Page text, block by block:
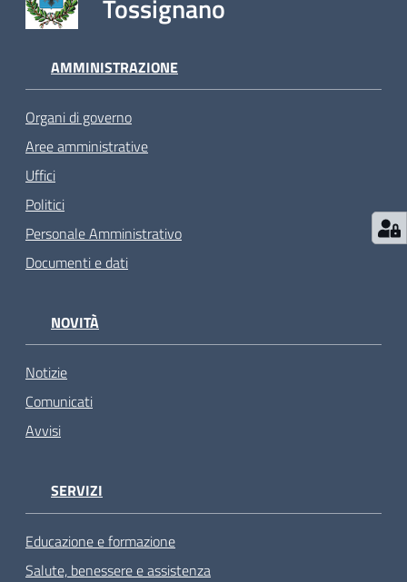
Tossignano
AMMINISTRAZIONE
Organi di governo
Aree amministrative
Uffici
Politici
Personale Amministrativo
Documenti e dati
NOVITÀ
Notizie
Comunicati
Avvisi
SERVIZI
Educazione e formazione
Salute, benessere e assistenza